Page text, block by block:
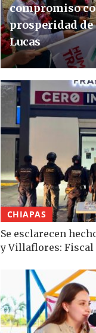
compromiso
prosperidad
Lucas
CHIAPAS
Se esclarecen
y Villaflores: Fiscal